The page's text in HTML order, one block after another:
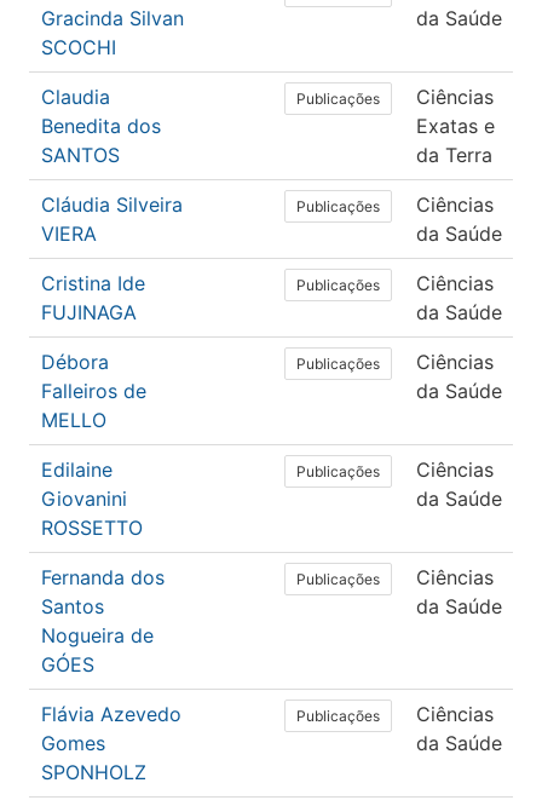
Gracinda Silvan
SCOCHI
da Saúde
Claudia
Benedita dos
SANTOS
Publicações
Ciências
Exatas e
da Terra
Cláudia Silveira
VIERA
Publicações
Ciências
da Saúde
Cristina Ide
FUJINAGA
Publicações
Ciências
da Saúde
Débora
Falleiros de
MELLO
Publicações
Ciências
da Saúde
Edilaine
Giovanini
ROSSETTO
Publicações
Ciências
da Saúde
Fernanda dos
Santos
Nogueira de
GÓES
Publicações
Ciências
da Saúde
Flávia Azevedo
Gomes
SPONHOLZ
Publicações
Ciências
da Saúde